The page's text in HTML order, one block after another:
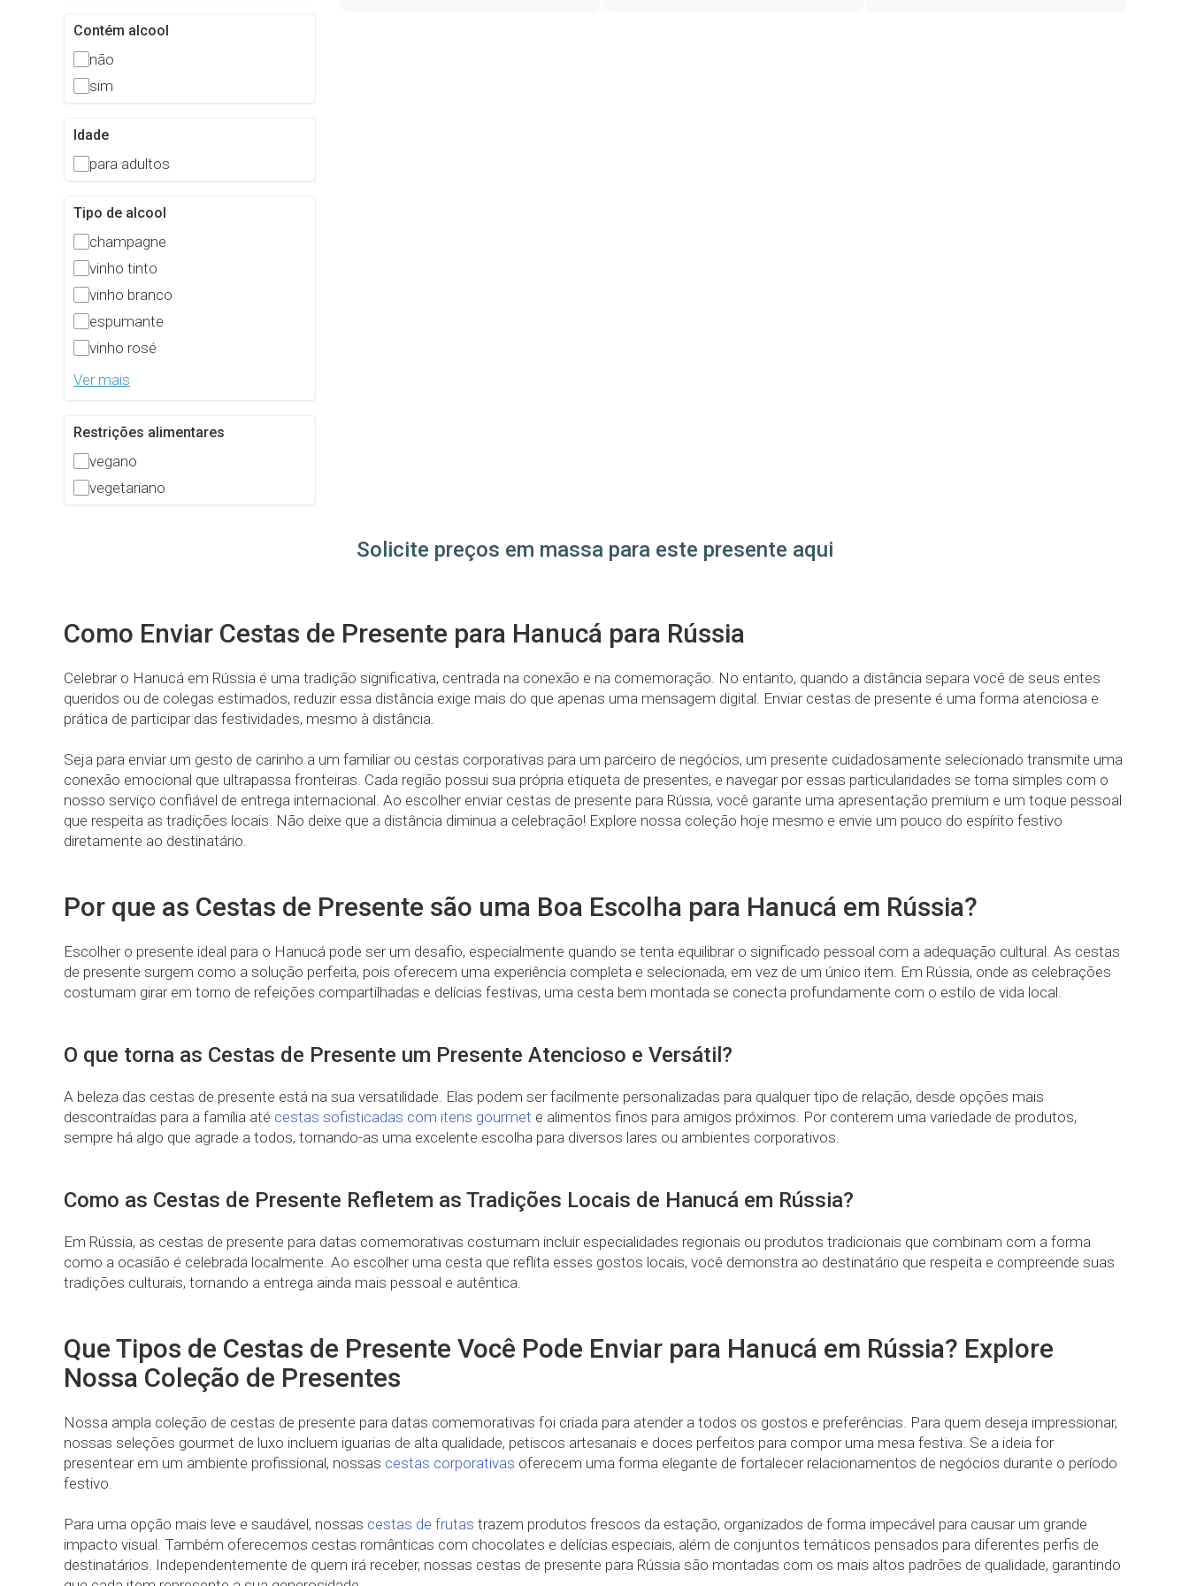
Contém alcool
não
sim
Idade
para adultos
Tipo de alcool
champagne
vinho tinto
vinho branco
espumante
vinho rosé
Ver mais
Restrições alimentares
vegano
vegetariano
Solicite preços em massa para este presente aqui
Como Enviar Cestas de Presente para Hanucá para Rússia
Celebrar o Hanucá em Rússia é uma tradição significativa, centrada na conexão e na comemoração. No entanto, quando a distância separa você de seus entes
queridos ou de colegas estimados, reduzir essa distância exige mais do que apenas uma mensagem digital. Enviar cestas de presente é uma forma atenciosa e
prática de participar das festividades, mesmo à distância.
Seja para enviar um gesto de carinho a um familiar ou cestas corporativas para um parceiro de negócios, um presente cuidadosamente selecionado transmite uma
conexão emocional que ultrapassa fronteiras. Cada região possui sua própria etiqueta de presentes, e navegar por essas particularidades se torna simples com o
nosso serviço confiável de entrega internacional. Ao escolher enviar cestas de presente para Rússia, você garante uma apresentação premium e um toque pessoal
que respeita as tradições locais. Não deixe que a distância diminua a celebração! Explore nossa coleção hoje mesmo e envie um pouco do espírito festivo
diretamente ao destinatário.
Por que as Cestas de Presente são uma Boa Escolha para Hanucá em Rússia?
Escolher o presente ideal para o Hanucá pode ser um desafio, especialmente quando se tenta equilibrar o significado pessoal com a adequação cultural. As cestas
de presente surgem como a solução perfeita, pois oferecem uma experiência completa e selecionada, em vez de um único item. Em Rússia, onde as celebrações
costumam girar em torno de refeições compartilhadas e delícias festivas, uma cesta bem montada se conecta profundamente com o estilo de vida local.
O que torna as Cestas de Presente um Presente Atencioso e Versátil?
A beleza das cestas de presente está na sua versatilidade. Elas podem ser facilmente personalizadas para qualquer tipo de relação, desde opções mais
descontraídas para a família até cestas sofisticadas com itens gourmet e alimentos finos para amigos próximos. Por conterem uma variedade de produtos,
sempre há algo que agrade a todos, tornando-as uma excelente escolha para diversos lares ou ambientes corporativos.
Como as Cestas de Presente Refletem as Tradições Locais de Hanucá em Rússia?
Em Rússia, as cestas de presente para datas comemorativas costumam incluir especialidades regionais ou produtos tradicionais que combinam com a forma
como a ocasião é celebrada localmente. Ao escolher uma cesta que reflita esses gostos locais, você demonstra ao destinatário que respeita e compreende suas
tradições culturais, tornando a entrega ainda mais pessoal e autêntica.
Que Tipos de Cestas de Presente Você Pode Enviar para Hanucá em Rússia? Explore
Nossa Coleção de Presentes
Nossa ampla coleção de cestas de presente para datas comemorativas foi criada para atender a todos os gostos e preferências. Para quem deseja impressionar,
nossas seleções gourmet de luxo incluem iguarias de alta qualidade, petiscos artesanais e doces perfeitos para compor uma mesa festiva. Se a ideia for
presentear em um ambiente profissional, nossas cestas corporativas oferecem uma forma elegante de fortalecer relacionamentos de negócios durante o período
festivo.
Para uma opção mais leve e saudável, nossas cestas de frutas trazem produtos frescos da estação, organizados de forma impecável para causar um grande
impacto visual. Também oferecemos cestas românticas com chocolates e delícias especiais, além de conjuntos temáticos pensados para diferentes perfis de
destinatários. Independentemente de quem irá receber, nossas cestas de presente para Rússia são montadas com os mais altos padrões de qualidade, garantindo